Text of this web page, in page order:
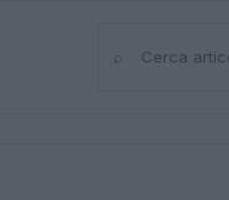
⌕Cerca